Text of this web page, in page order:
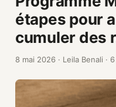
étapes pour
cumuler des
8 mai 2026 · Leila Benali ·